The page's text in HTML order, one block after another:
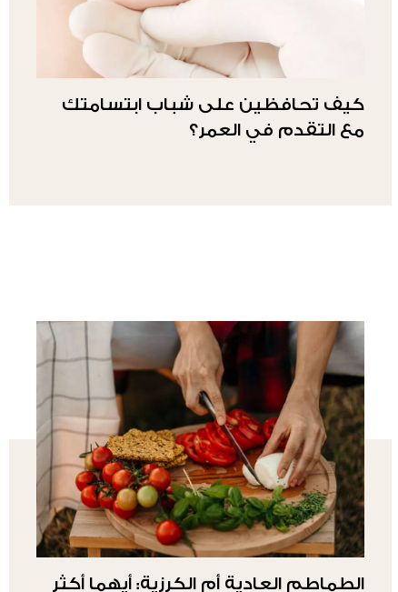
كيف تحافظين على شباب ابتسامتك
مع التقدم في العمر؟
الطماطم العادية أم الكرزية: أيهما أكثر